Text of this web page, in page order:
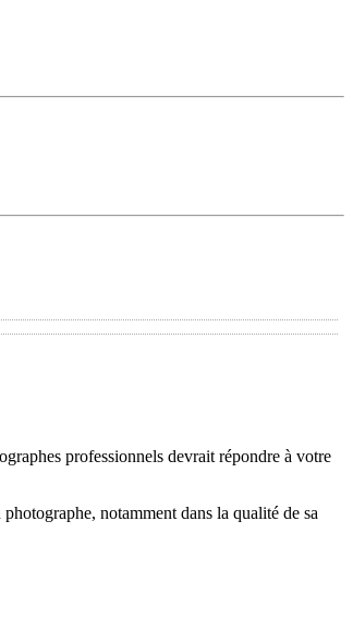
professionnels devrait répondre à votre
notamment dans la qualité de sa